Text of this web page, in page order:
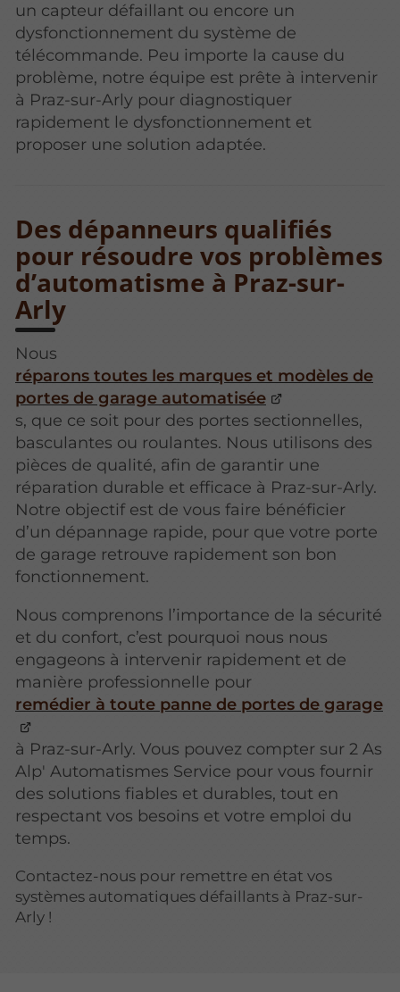
un capteur défaillant ou encore un
dysfonctionnement du système de
télécommande. Peu importe la cause du
problème, notre équipe est prête à intervenir
à Praz-sur-Arly pour diagnostiquer
rapidement le dysfonctionnement et
proposer une solution adaptée.
Des dépanneurs qualifiés
pour résoudre vos problèmes
d’automatisme à Praz-sur-
Arly
Nous
réparons toutes les marques et modèles de
portes de garage automatisée
s, que ce soit pour des portes sectionnelles,
basculantes ou roulantes. Nous utilisons des
pièces de qualité, afin de garantir une
réparation durable et efficace à Praz-sur-Arly.
Notre objectif est de vous faire bénéficier
d’un dépannage rapide, pour que votre porte
de garage retrouve rapidement son bon
fonctionnement.
Nous comprenons l’importance de la sécurité
et du confort, c’est pourquoi nous nous
engageons à intervenir rapidement et de
manière professionnelle pour
remédier à toute panne de portes de garage
à Praz-sur-Arly. Vous pouvez compter sur 2 As
Alp' Automatismes Service pour vous fournir
des solutions fiables et durables, tout en
respectant vos besoins et votre emploi du
temps.
Contactez-nous pour remettre en état vos
systèmes automatiques défaillants à Praz-sur-
Arly !